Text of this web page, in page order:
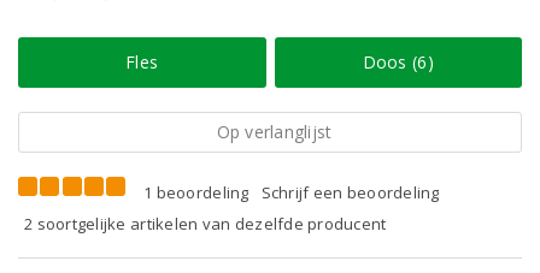
Fles Doos (6)
Op verlanglijst
1 beoordeling
Schrijf een beoordeling
2 soortgelijke artikelen van dezelfde producent